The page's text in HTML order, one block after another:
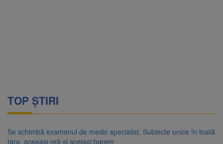
TOP ȘTIRI
Se schimbă examenul de medic specialist. Subiecte unice în toată
țara, aceeași oră și același barem